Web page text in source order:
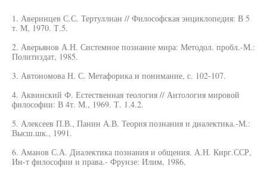
1. Аверинцев С.С. Тертуллиан // Философская энциклопедия: В 5
т. М, 1970. Т.5.
2. Аверьянов А.Н. Системное познание мира: Методол. пробл.-М.:
Политиздат, 1985.
3. Автономова Н. С. Метафорика и понимание, с. 102-107.
4. Аквинский Ф. Естественная теология // Антология мировой
философии: В 4т. М., 1969. Т. 1.4.2.
5. Алексеев П.В., Панин А.В. Теория познания и диалектика.-М.:
Высш.шк., 1991.
6. Аманов С.А. Диалектика познания и общения. А.Н. Кирг.ССР,
Ин-т философии и права.- Фрунзе: Илим, 1986.